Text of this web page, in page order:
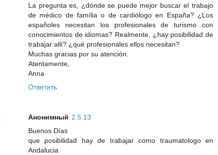
La pregunta es, ¿dónde se puede mejor buscar el trabajo
de médico de família o de cardiólogo en España? ¿Los
españoles necesitan los profesionales de turismo con
conocimientos de idiomas? Realmente, ¿hay posibilidad de
trabajar allí? ¿qué profesionales ellos necesitan?
Muchas gracias por su atención.
Atentamente,
Anna
Ответить
Анонимный 2.5.13
Buenos Días
que posibilidad hay de trabajar como traumatologo en
Andalucia